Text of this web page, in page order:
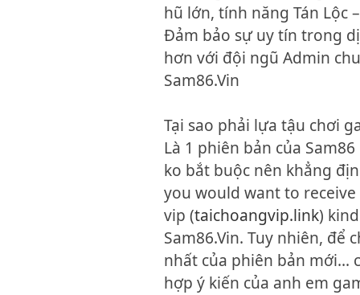
hũ lớn, tính năng Tán Lộc
Đảm bảo sự uy tín trong
hơn với đội ngũ Admin
Sam86.Vin
Tại sao phải lựa tậu chơi
Là 1 phiên bản của
ko bắt buộc nên khẳng
you would want to
vip (taichoangvip.link)
Sam86.Vin. Tuy nhiên, để
nhất của phiên bản mới…
hợp ý kiến của anh em